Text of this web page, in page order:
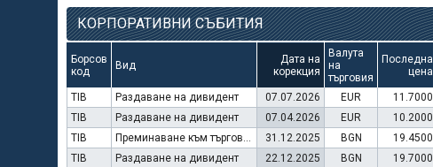
КОРПОРАТИВНИ СЪБИТИЯ
Борсов
код
Вид
Дата на
корекция
Валута
на
търговия
Последна
цена
TIB
Раздаване на дивидент 07.07.2026 EUR 11.7000
TIB
Раздаване на дивидент 07.04.2026 EUR 10.2000
TIB
Преминаване към търговия в Евро 31.12.2025 BGN 19.4500
TIB
Раздаване на дивидент 22.12.2025 BGN 19.7000